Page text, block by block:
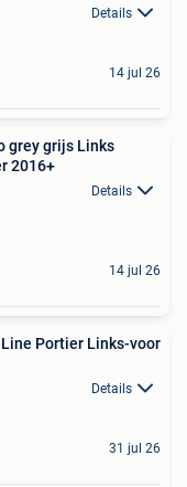
Details
14 jul 26
grey grijs Links
2016+
Details
14 jul 26
Portier Links-voor
Details
31 jul 26